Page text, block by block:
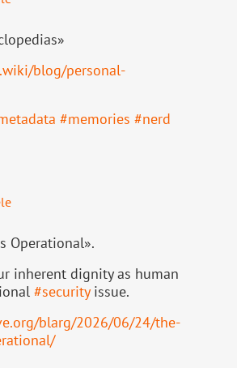
blog/personal-
#memories #nerd
Operational».
inherent dignity as human
#securityissue.
blarg/2026/06/24/the-